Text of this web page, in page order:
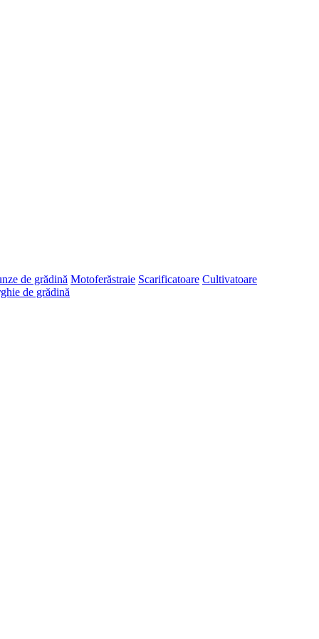
de grădină Motoferăstraie Scarificatoare Cultivatoare
de grădină